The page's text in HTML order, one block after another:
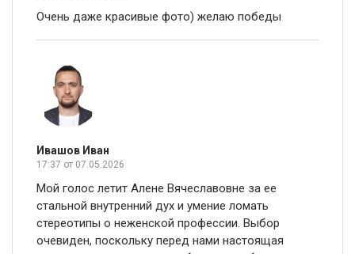
Очень даже красивые фото) желаю победы
Ивашов Иван
17:37 от 07.05.2026
Мой голос летит Алене Вячеславовне за ее
стальной внутренний дух и умение ломать
стереотипы о неженской профессии. Выбор
очевиден, поскольку перед нами настоящая